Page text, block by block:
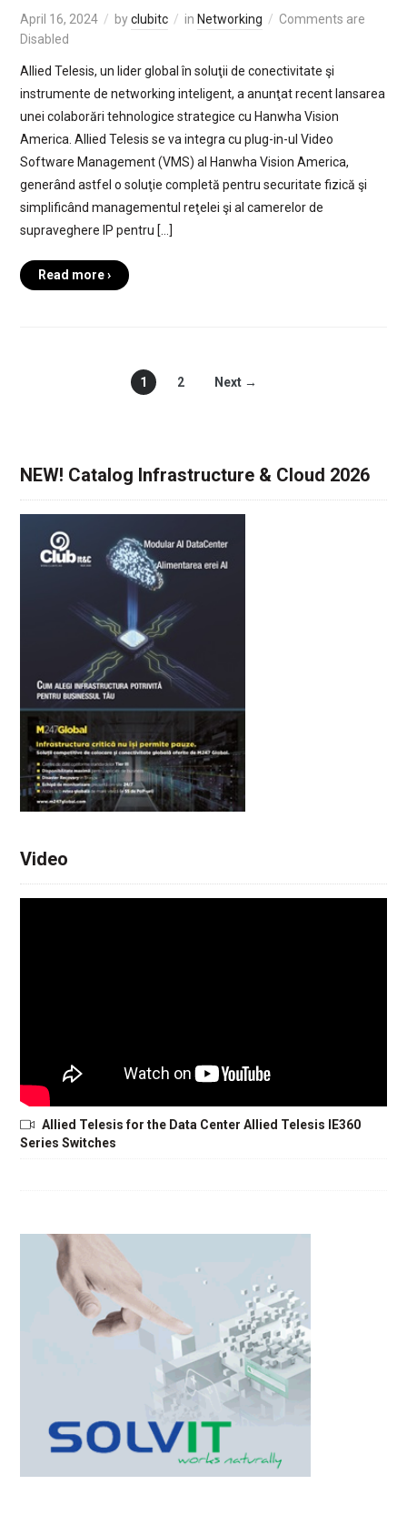
April 16, 2024 byclubitc in Networking
Comments are
Disabled
Allied Telesis, un lider global în soluţii de conectivitate şi
instrumente de networking inteligent, a anunţat recent lansarea
unei colaborări tehnologice strategice cu Hanwha Vision
America. Allied Telesis se va integra cu plug-in-ul Video
Software Management (VMS) al Hanwha Vision America,
generând astfel o soluţie completă pentru securitate fizică şi
simplificând managementul reţelei şi al camerelor de
supraveghere IP pentru […]
Read more ›
1 2 Next →
NEW! Catalog Infrastructure & Cloud 2026
Video
Allied Telesis for the Data Center Allied Telesis IE360
Series Switches